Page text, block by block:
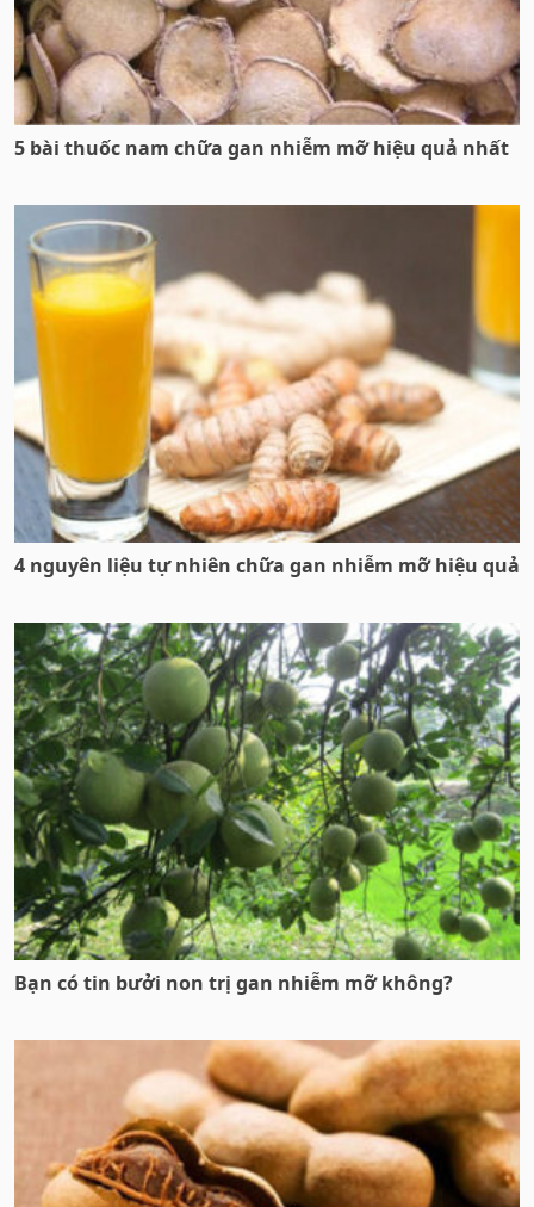
5 bài thuốc nam chữa gan nhiễm mỡ hiệu quả nhất
4 nguyên liệu tự nhiên chữa gan nhiễm mỡ hiệu quả
Bạn có tin bưởi non trị gan nhiễm mỡ không?